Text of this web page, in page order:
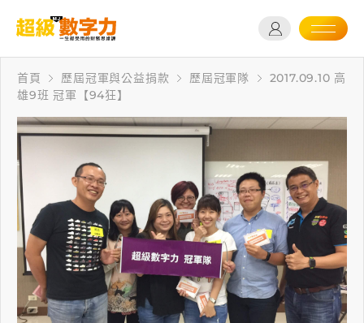
首頁 歷屆冠軍與公益捐款 歷屆冠軍隊
2017.09.10 高
雄9班 冠軍【94狂】